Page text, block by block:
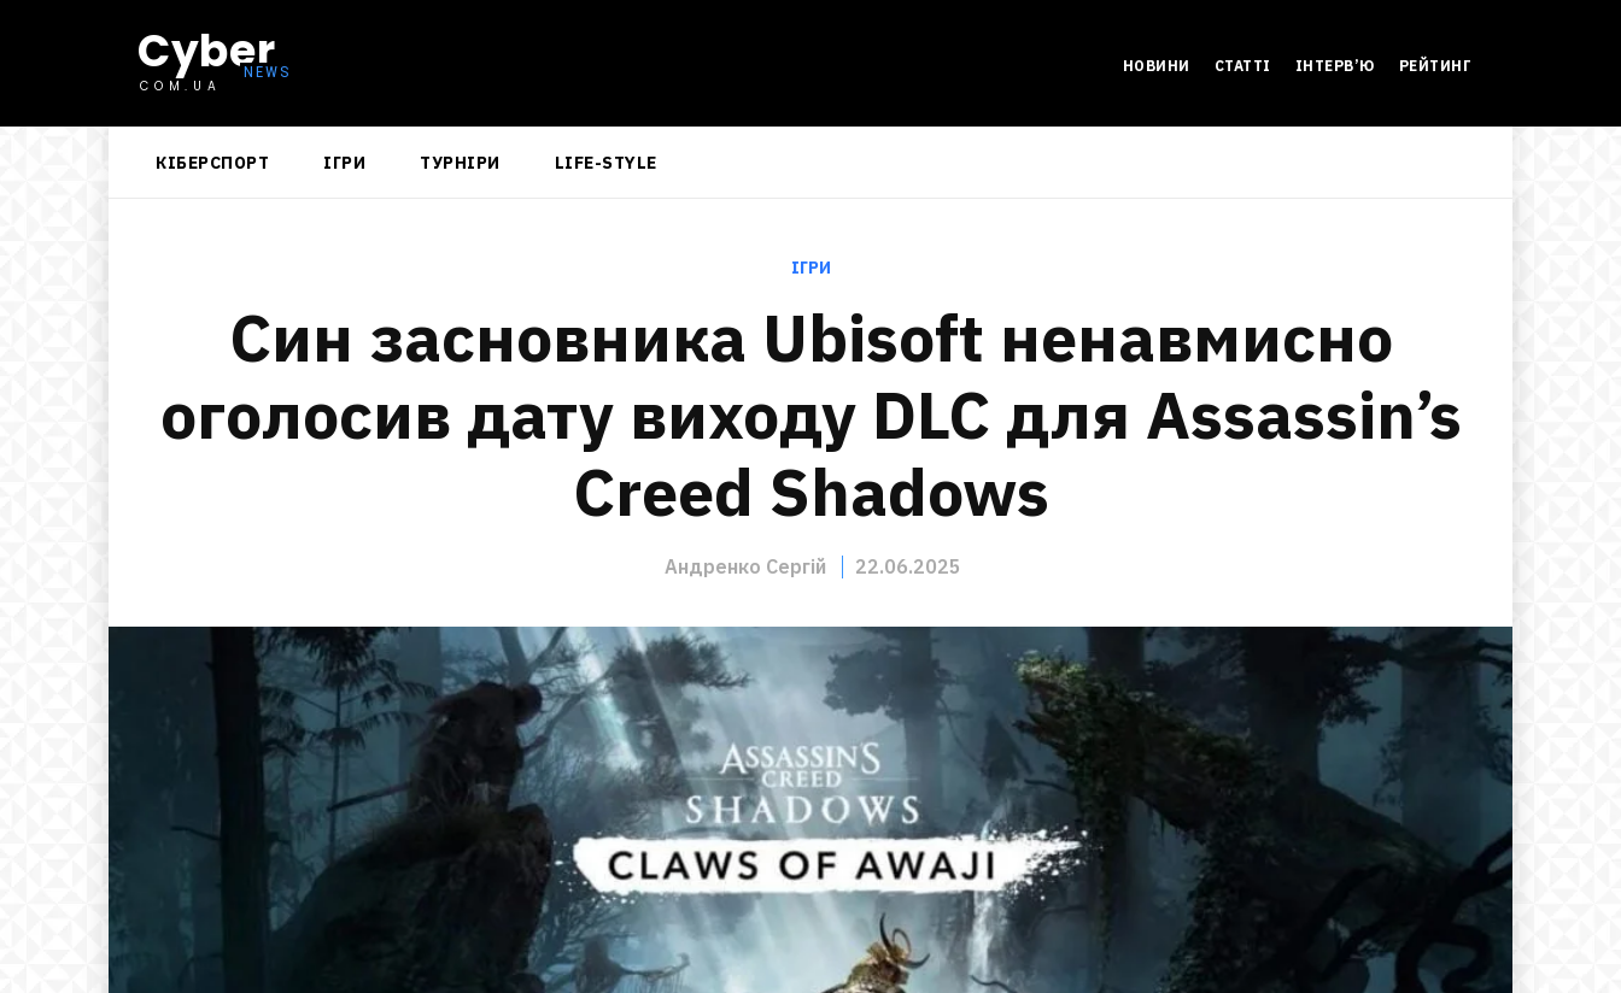
Cyber
COM.UA
НОВИНИ СТАТТІ ІНТЕРВ’Ю РЕЙТИНГ
КІБЕРСПОРТ ІГРИ ТУРНІРИ LIFE-STYLE
ІГРИ
Син засновника Ubisoft ненавмисно
оголосив дату виходу DLC для Assassin’s
Creed Shadows
Андренко Сергій 22.06.2025